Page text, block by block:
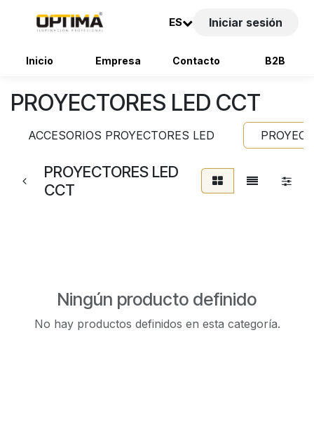
ES Iniciar sesión
Inicio Empresa Contacto B2B
PROYECTORES LED CCT
ACCESORIOS PROYECTORES LED
PROYECTORES LED
CCT
Ningún producto definido
No hay productos definidos en esta categoría.